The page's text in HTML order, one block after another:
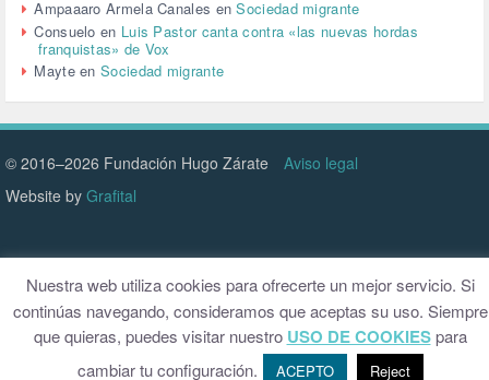
VENEZULA (1)
VIAJES (1)
VIOLENCIA (2)
VIOLENCIA DE GÉNERO (223)
VIVIENDA (9)
VOLODIMIR ZELENSKY (1)
Ampaaaro Armela Canales enSociedad migrante
Consuelo en Luis Pastor canta contra «las nuevas hordas
franquistas» de Vox
MayteenSociedad migrante
© 2016–2026 Fundación Hugo Zárate
Aviso legal
Website by Grafital
Nuestra web utiliza cookies para ofrecerte un mejor servicio. Si
continúas navegando, consideramos que aceptas su uso. Siempre
que quieras, puedes visitar nuestro USO DE COOKIESpara
cambiar tu configuración.
ACEPTO Reject